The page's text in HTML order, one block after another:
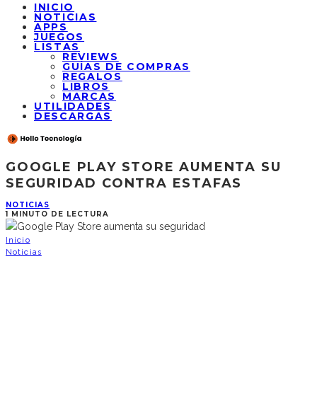
INICIO
NOTICIAS
APPS
JUEGOS
LISTAS
REVIEWS
GUÍAS DE COMPRAS
REGALOS
LIBROS
MARCAS
UTILIDADES
DESCARGAS
GOOGLE PLAY STORE AUMENTA SU
SEGURIDAD CONTRA ESTAFAS
NOTICIAS
1 MINUTO DE LECTURA
Inicio
Noticias